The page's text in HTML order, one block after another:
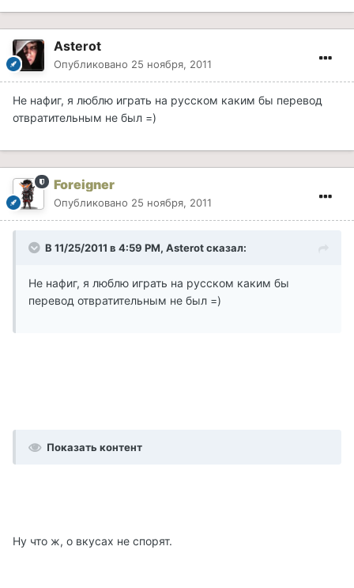
Asterot
Опубликовано 25 ноября, 2011
Не нафиг, я люблю играть на русском каким бы перевод
отвратительным не был =)
Foreigner
Опубликовано 25 ноября, 2011
В 11/25/2011 в 4:59 PM, Asterot сказал:
Не нафиг, я люблю играть на русском каким бы
перевод отвратительным не был =)
Показать контент
Ну что ж, о вкусах не спорят.